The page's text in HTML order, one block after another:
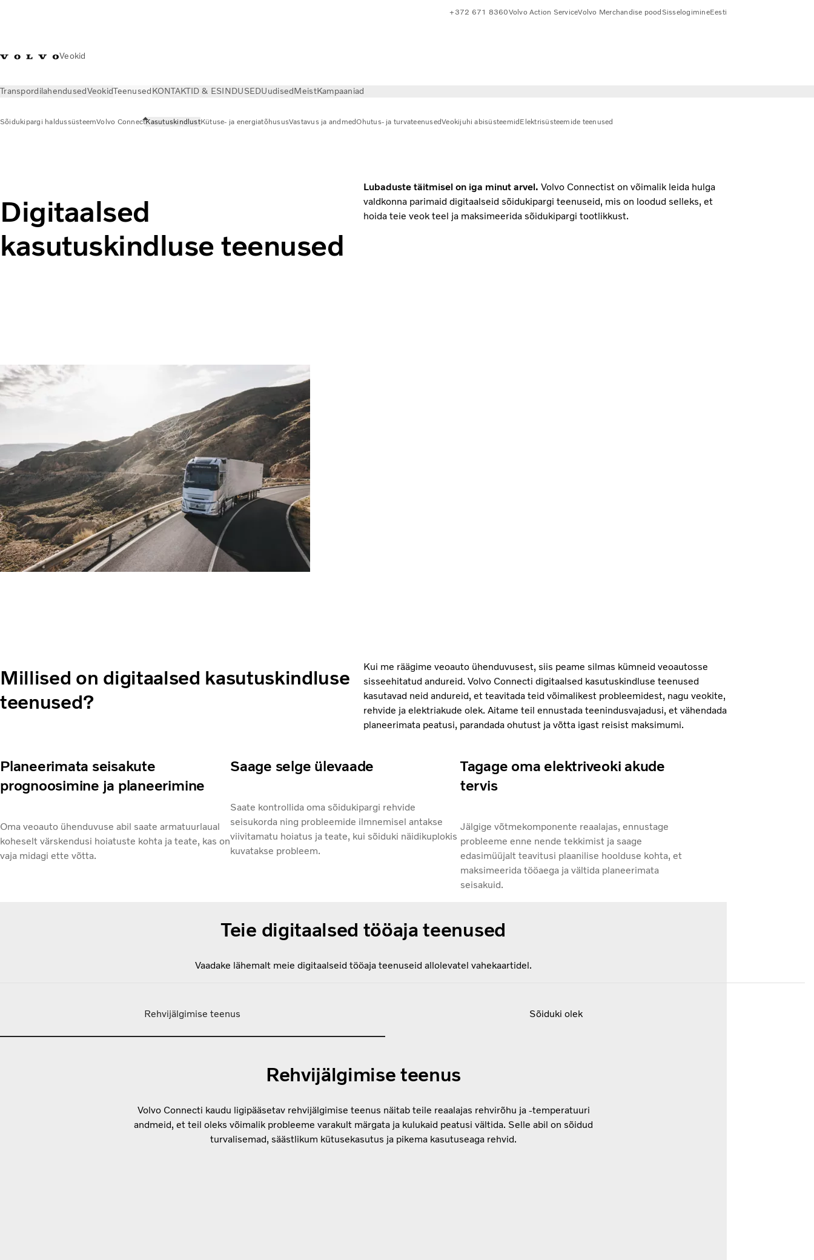
Veokid
+372 671 8360Volvo Action ServiceVolvo Merchandise pood SisselogimineEesti
TranspordilahendusedVeokidTeenusedKONTAKTID & ESINDUSEDUudisedMeistKampaaniad
Sõidukipargi haldussüsteemVolvo ConnectKasutuskindlustKütuse- ja energiatõhususVastavus ja andmedOhutus- ja turvateenusedVeokijuhi abisüsteemid Elektrisüsteemide teenused
Digitaalsed
kasutuskindluse teenused
Lubaduste täitmisel on iga minut arvel. Volvo Connectist on võimalik leida hulga
valdkonna parimaid digitaalseid sõidukipargi teenuseid, mis on loodud selleks, et
hoida teie veok teel ja maksimeerida sõidukipargi tootlikkust.
Millised on digitaalsed kasutuskindluse
teenused?
Kui me räägime veoauto ühenduvusest, siis peame silmas kümneid veoautosse
sisseehitatud andureid. Volvo Connecti digitaalsed kasutuskindluse teenused
kasutavad neid andureid, et teavitada teid võimalikest probleemidest, nagu veokite,
rehvide ja elektriakude olek. Aitame teil ennustada teenindusvajadusi, et vähendada
planeerimata peatusi, parandada ohutust ja võtta igast reisist maksimumi.
Planeerimata seisakute
prognoosimine ja planeerimine
Oma veoauto ühenduvuse abil saate armatuurlaual
koheselt värskendusi hoiatuste kohta ja teate, kas on
vaja midagi ette võtta.
Saage selge ülevaade
Saate kontrollida oma sõidukipargi rehvide
seisukorda ning probleemide ilmnemisel antakse
viivitamatu hoiatus ja teate, kui sõiduki näidikuplokis
kuvatakse probleem.
Tagage oma elektriveoki akude
tervis
Jälgige võtmekomponente reaalajas, ennustage
probleeme enne nende tekkimist ja saage
edasimüüjalt teavitusi plaanilise hoolduse kohta, et
maksimeerida tööaega ja vältida planeerimata
seisakuid.
Teie digitaalsed tööaja teenused
Vaadake lähemalt meie digitaalseid tööaja teenuseid allolevatel vahekaartidel.
Rehvijälgimise teenus Sõiduki olek
Rehvijälgimise teenus
Volvo Connecti kaudu ligipääsetav rehvijälgimise teenus näitab teile reaalajas rehvirõhu ja -temperatuuri
andmeid, et teil oleks võimalik probleeme varakult märgata ja kulukaid peatusi vältida. Selle abil on sõidud
turvalisemad, säästlikum kütusekasutus ja pikema kasutuseaga rehvid.